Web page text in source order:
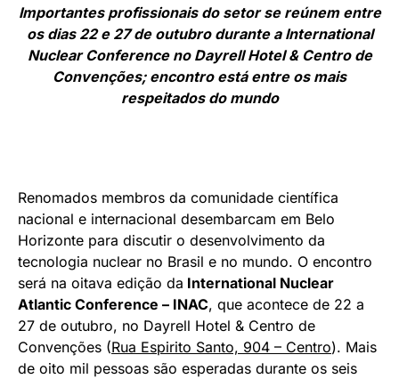
Importantes profissionais do setor se reúnem entre
os dias 22 e 27 de outubro durante a International
Nuclear Conference no Dayrell Hotel & Centro de
Convenções; encontro está entre os mais
respeitados do mundo
Renomados membros da comunidade científica
nacional e internacional desembarcam em Belo
Horizonte para discutir o desenvolvimento da
tecnologia nuclear no Brasil e no mundo. O encontro
será na oitava edição da International Nuclear
Atlantic Conference – INAC, que acontece de 22 a
27 de outubro, no Dayrell Hotel & Centro de
Convenções (Rua Espirito Santo, 904 – Centro). Mais
de oito mil pessoas são esperadas durante os seis